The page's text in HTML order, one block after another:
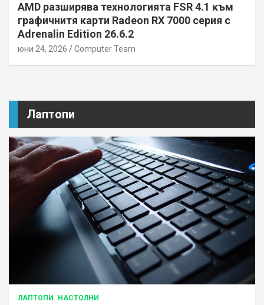
AMD разширява технологията FSR 4.1 към
графичнитя карти Radeon RX 7000 серия с
Adrenalin Edition 26.6.2
юни 24, 2026 Computer Team
Лаптопи
ЛАПТОПИ НАСТОЛНИ